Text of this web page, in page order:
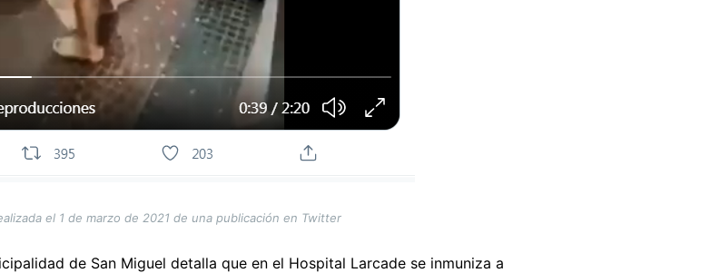
el 1 de marzo de 2021 de una publicación en Twitter
de San Miguel detalla que en el Hospital Larcade se inmuniza a